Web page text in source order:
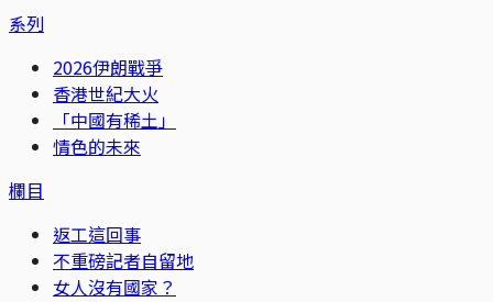
系列
2026伊朗戰爭
香港世紀大火
「中國有稀土」
情色的未來
欄目
返工這回事
不重磅記者自留地
女人沒有國家？